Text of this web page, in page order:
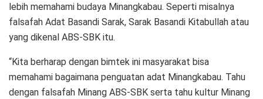
lebih memahami budaya Minangkabau. Seperti misalnya
falsafah Adat Basandi Sarak, Sarak Basandi Kitabullah atau
yang dikenal ABS-SBK itu.
“Kita berharap dengan bimtek ini masyarakat bisa
memahami bagaimana penguatan adat Minangkabau. Tahu
dengan falsafah Minang ABS-SBK serta tahu kultur Minang